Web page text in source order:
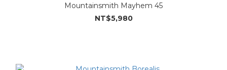
Mountainsmith Mayhem 45
NT$5,980